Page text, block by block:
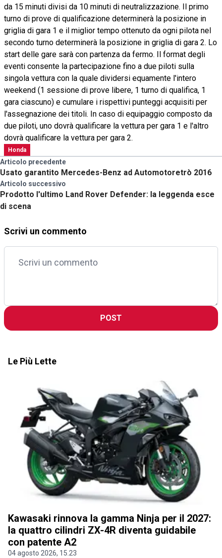
da 15 minuti divisi da 10 minuti di neutralizzazione. Il primo
turno di prove di qualificazione determinerà la posizione in
griglia di gara 1 e il miglior tempo ottenuto da ogni pilota nel
secondo turno determinerà la posizione in griglia di gara 2. Lo
start delle gare sarà con partenza da fermo. Il format degli
eventi consente la partecipazione fino a due piloti sulla
singola vettura con la quale dividersi equamente l'intero
weekend (1 sessione di prove libere, 1 turno di qualifica, 1
gara ciascuno) e cumulare i rispettivi punteggi acquisiti per
l'assegnazione dei titoli. In caso di equipaggio composto da
due piloti, uno dovrà qualificare la vettura per gara 1 e l'altro
dovrà qualificare la vettura per gara 2.
Honda
Articolo precedente
Usato garantito Mercedes-Benz ad Automotoretrò 2016
Articolo successivo
Prodotto l'ultimo Land Rover Defender: la leggenda esce
di scena
Scrivi un commento
POST
Le Più Lette
Kawasaki rinnova la gamma Ninja per il 2027:
la quattro cilindri ZX-4R diventa guidabile
con patente A2
04 agosto 2026, 15.23